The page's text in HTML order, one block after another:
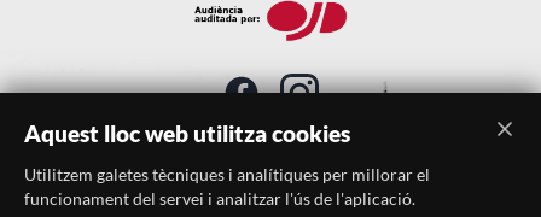
SUBSCRIU-TE AL BUTLLETÍ
Aquest lloc web utilitza cookies
Utilitzem galetes tècniques i analítiques per millorar el
funcionament del servei i analitzar l'ús de l'aplicació.